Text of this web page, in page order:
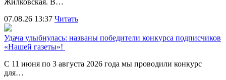
07.08.26 13:37 Читать
Удача улыбнулась: названы победители конкурса подписчиков
«Нашей газеты»!
С 11 июня по 3 августа 2026 года мы проводили конкурс
для…